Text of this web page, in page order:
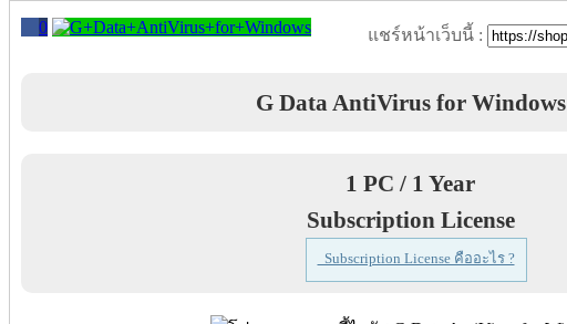
0 แชร์หน้าเว็บนี้ :
G Data AntiVirus for Windows
1 PC / 1 Year
Subscription License
Subscription License คืออะไร ?